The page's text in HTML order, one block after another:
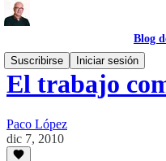
Blog
Suscribirse
Iniciar sesión
El trabajo
Paco López
dic 7, 2010